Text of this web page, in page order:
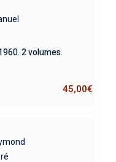
2 volumes.
45,00€